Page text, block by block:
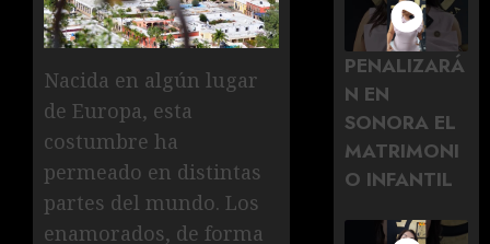
Nacida en algún lugar
de Europa, esta
costumbre ha
permeado en distintas
partes del mundo. Los
enamorados, de forma
PENALIZARÁ
N EN
SONORA EL
MATRIMONI
O INFANTIL